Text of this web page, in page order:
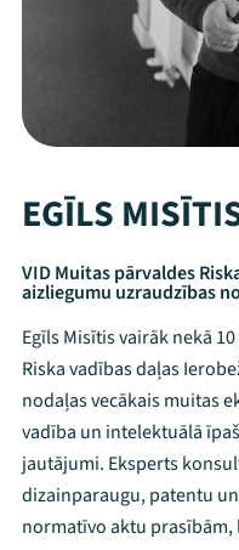
EGĪLS
VID Muitas pārvaldes
aizliegumu uzraudzības
Egīls Misītis vairāk nekā
Riska vadības daļas
nodaļas vecākais muitas
vadība un intelektuālā
jautājumi. Eksperts
dizainparaugu, patentu
normatīvo aktu